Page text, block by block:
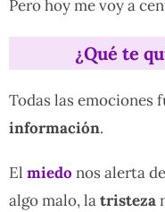
Pero hoy me voy a
¿Qué te
Todas las emociones
información.
El miedo nos alerta
algo malo, latristeza